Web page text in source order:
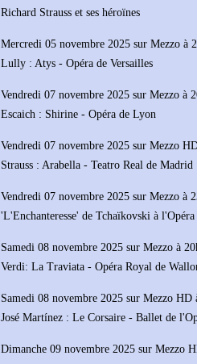
Richard Strauss et ses héroïnes
Mercredi 05 novembre 2025 sur Mezzo à
Lully : Atys - Opéra de Versailles
Vendredi 07 novembre 2025 sur Mezzo à
Escaich : Shirine - Opéra de Lyon
Vendredi 07 novembre 2025 sur Mezzo
Strauss : Arabella - Teatro Real de Madrid
Vendredi 07 novembre 2025 sur Mezzo à
'L'Enchanteresse' de Tchaïkovski à
Samedi 08 novembre 2025 sur Mezzo à
Verdi: La Traviata - Opéra Royal de
Samedi 08 novembre 2025 sur Mezzo HD
José Martínez : Le Corsaire - Ballet de
Dimanche 09 novembre 2025 sur Mezzo